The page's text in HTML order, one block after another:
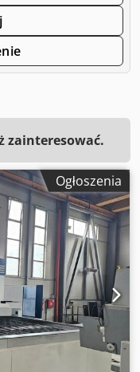
zainteresować.
Ogłoszenia